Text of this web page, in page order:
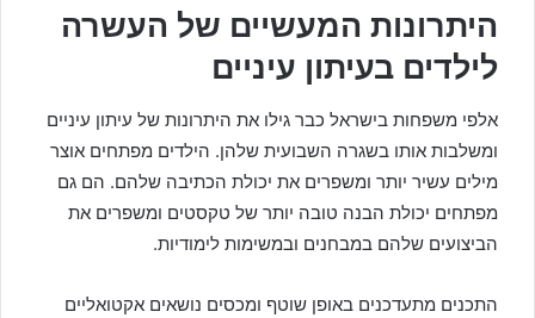
היתרונות המעשיים של העשרה
לילדים בעיתון עיניים
אלפי משפחות בישראל כבר גילו את היתרונות של עיתון עיניים
ומשלבות אותו בשגרה השבועית שלהן. הילדים מפתחים אוצר
מילים עשיר יותר ומשפרים את יכולת הכתיבה שלהם. הם גם
מפתחים יכולת הבנה טובה יותר של טקסטים ומשפרים את
הביצועים שלהם במבחנים ובמשימות לימודיות.
התכנים מתעדכנים באופן שוטף ומכסים נושאים אקטואליים